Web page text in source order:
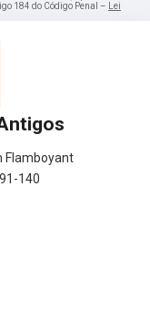
184 do Código Penal –
Lei
Flamboyant
140